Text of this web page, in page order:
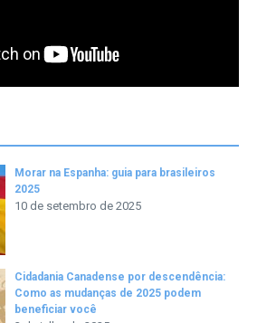
Morar na Espanha: guia para brasileiros
2025
10 de setembro de 2025
Cidadania Canadense por descendência:
Como as mudanças de 2025 podem
beneficiar você